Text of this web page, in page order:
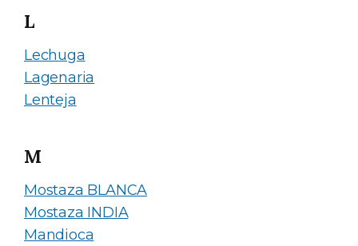
L
Lechuga
Lagenaria
Lenteja
M
Mostaza BLANCA
Mostaza INDIA
Mandioca